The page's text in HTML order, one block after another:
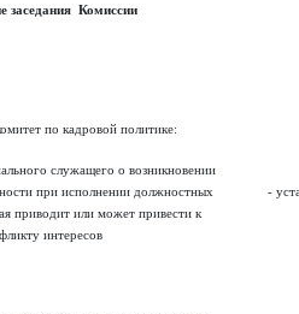
заседания Комиссии
по кадровой политике:
служащего о возникновении
при исполнении должностных
приводит или может привести к
интересов
-